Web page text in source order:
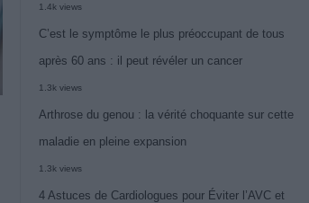
1.4k views
C’est le symptôme le plus préoccupant de tous
après 60 ans : il peut révéler un cancer
1.3k views
Arthrose du genou : la vérité choquante sur cette
maladie en pleine expansion
1.3k views
4 Astuces de Cardiologues pour Éviter l’AVC et